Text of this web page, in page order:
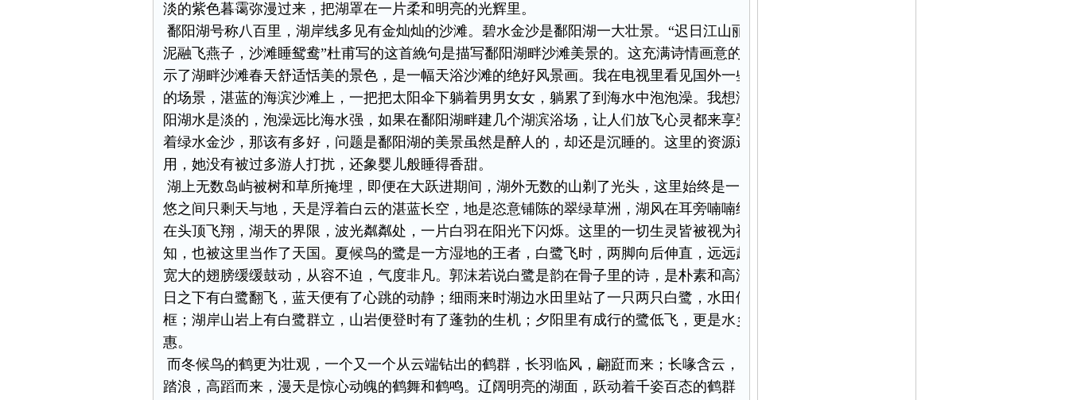
淡的紫色暮霭弥漫过来，把湖罩在一片柔和明亮的光辉里。
鄱阳湖号称八百里，湖岸线多见有金灿灿的沙滩。碧水金沙是鄱阳湖一大壮景。“迟日江山丽，春风花草香。
泥融飞燕子，沙滩睡鸳鸯”杜甫写的这首絻句是描写鄱阳湖畔沙滩美景的。这充满诗情画意的绝句，给我们展
示了湖畔沙滩春天舒适恬美的景色，是一幅天浴沙滩的绝好风景画。我在电视里看见国外一些海滨浴场天浴
的场景，湛蓝的海滨沙滩上，一把把太阳伞下躺着男男女女，躺累了到海水中泡泡澡。我想海水是咸的，鄱
阳湖水是淡的，泡澡远比海水强，如果在鄱阳湖畔建几个湖滨浴场，让人们放飞心灵都来享受天浴沙滩，看
着绿水金沙，那该有多好，问题是鄱阳湖的美景虽然是醉人的，却还是沉睡的。这里的资源还没有开发利
用，她没有被过多游人打扰，还象婴儿般睡得香甜。
湖上无数岛屿被树和草所掩埋，即便在大跃进期间，湖外无数的山剃了光头，这里始终是一团锦绣。绿岛悠
悠之间只剩天与地，天是浮着白云的湛蓝长空，地是恣意铺陈的翠绿草洲，湖风在耳旁喃喃细语，几只鹭鸟
在头顶飞翔，湖天的界限，波光粼粼处，一片白羽在阳光下闪烁。这里的一切生灵皆被视为神物，生灵有
知，也被这里当作了天国。夏候鸟的鹭是一方湿地的王者，白鹭飞时，两脚向后伸直，远远超过尾巴，两扇
宽大的翅膀缓缓鼓动，从容不迫，气度非凡。郭沫若说白鹭是韵在骨子里的诗，是朴素和高洁的形象化。丽
日之下有白鹭翻飞，蓝天便有了心跳的动静；细雨来时湖边水田里站了一只两只白鹭，水田便成了玻璃的画
框；湖岸山岩上有白鹭群立，山岩便登时有了蓬勃的生机；夕阳里有成行的鹭低飞，更是水乡日子的一种恩
惠。
而冬候鸟的鹤更为壮观，一个又一个从云端钻出的鹤群，长羽临风，翩跹而来；长喙含云，吟哦而来，长跖
踏浪，高蹈而来，漫天是惊心动魄的鹤舞和鹤鸣。辽阔明亮的湖面，跃动着千姿百态的鹤群，仙子一样的尊